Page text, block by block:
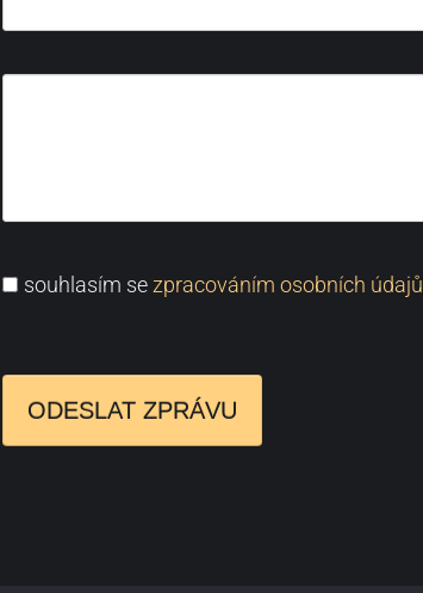
souhlasím se zpracováním osobních údajů
ODESLAT ZPRÁVU